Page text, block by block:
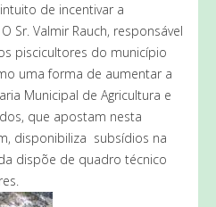
de incentivar a
Sr. Valmir Rauch, responsável
piscicultores do município
uma forma de aumentar a
Municipal de Agricultura e
que apostam nesta
disponibiliza subsídios na
dispõe de quadro técnico